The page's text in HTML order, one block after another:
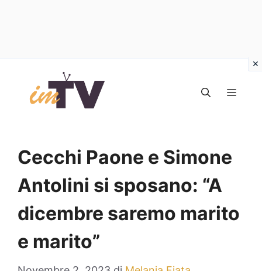
contenuto
Cecchi Paone e Simone
Antolini si sposano: “A
dicembre saremo marito
e marito”